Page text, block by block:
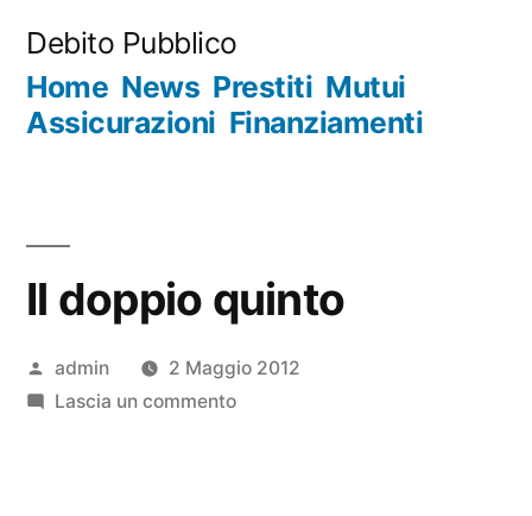
contenuto
Debito Pubblico
Home News Prestiti Mutui
Assicurazioni Finanziamenti
Il doppio quinto
Pubblicato
da
admin
2 Maggio 2012
Lascia un commentosu